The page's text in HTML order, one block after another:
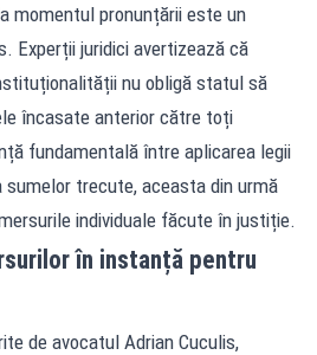
momentul pronunțării este un
Experții juridici avertizează că
nu obligă statul să
încasate anterior către toți
fundamentală între aplicarea legii
trecute, aceasta din urmă
individuale făcute în justiție.
în instanță pentru
de avocatul Adrian Cuculis,